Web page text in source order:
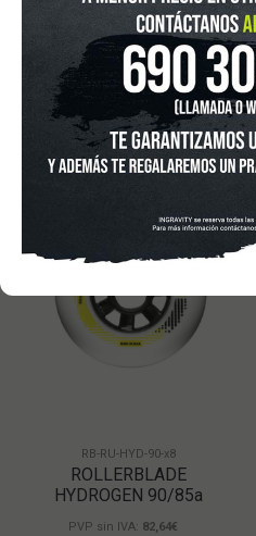
AÑADIR A CESTA
DISPONIBLE
RB-RU-HYD-90-x8
ROLLERBLADE
HYDROGEN 90/85a
PVP sin IVA: 82,64€